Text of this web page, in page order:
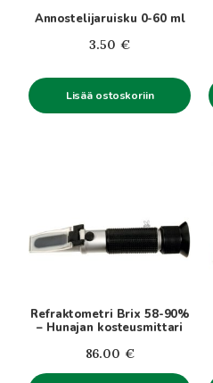
Annostelijaruisku 0-60 ml
3.50 €
Lisää ostoskoriin
Refraktometri Brix 58-90%
– Hunajan kosteusmittari
86.00 €